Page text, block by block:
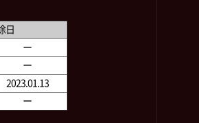
日
ー
ー
2023.01.13
ー